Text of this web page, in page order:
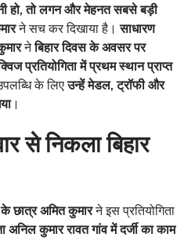
हो, तो लगन और मेहनत सबसे बड़ी
ने सच कर दिखाया है।साधारण
नेबिहार दिवस के अवसर पर
प्रतियोगिता में प्रथम स्थान प्राप्त
के लिएउन्हें मेडल, ट्रॉफी और
।
से निकला बिहार
के छात्र अमित कुमारने इस प्रतियोगिता
अनिल कुमार रावत गांव में दर्जी का काम